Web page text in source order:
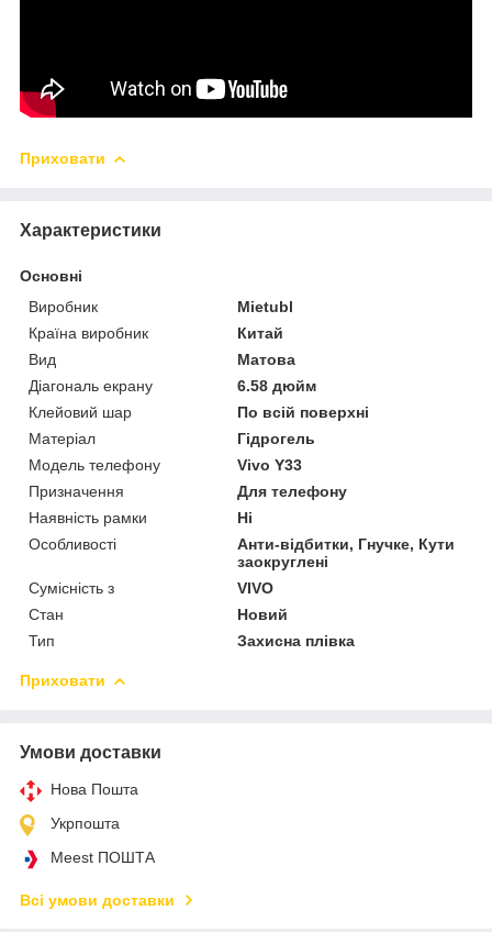
Приховати
Характеристики
Основні
Виробник
Mietubl
Країна виробник
Китай
Вид
Матова
Діагональ екрану
6.58 дюйм
Клейовий шар
По всій поверхні
Матеріал
Гідрогель
Модель телефону
Vivo Y33
Призначення
Для телефону
Наявність рамки
Ні
Особливості
Анти-відбитки, Гнучке, Кути
заокруглені
Сумісність з
VIVO
Стан
Новий
Тип
Захисна плівка
Приховати
Умови доставки
Нова Пошта
Укрпошта
Meest ПОШТА
Всі умови доставки